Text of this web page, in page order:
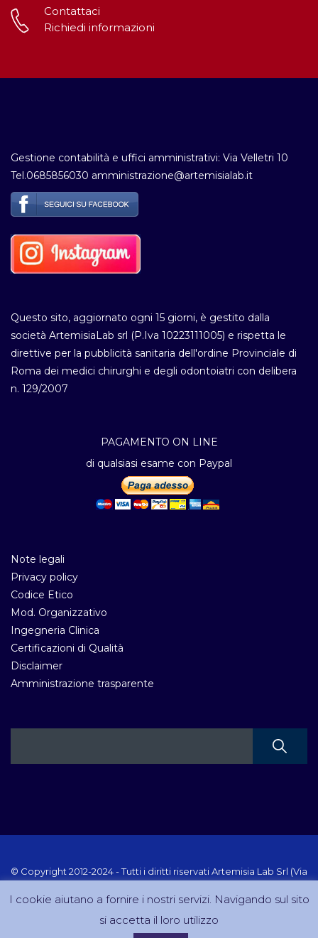
Contattaci
Richiedi informazioni
Gestione contabilità e uffici amministrativi: Via Velletri 10
Tel.0685856030 amministrazione@artemisialab.it
Questo sito, aggiornato ogni 15 giorni, è gestito dalla
società ArtemisiaLab srl (P.Iva 10223111005) e rispetta le
direttive per la pubblicità sanitaria dell'ordine Provinciale di
Roma dei medici chirurghi e degli odontoiatri con delibera
n. 129/2007
PAGAMENTO ON LINE
di qualsiasi esame con Paypal
Note legali
Privacy policy
Codice Etico
Mod. Organizzativo
Ingegneria Clinica
Certificazioni di Qualità
Disclaimer
Amministrazione trasparente
© Copyright 2012-2024 - Tutti i diritti riservati Artemisia Lab Srl (Via
DreamCom.it
I cookie aiutano a fornire i nostri servizi. Navigando sul sito
si accetta il loro utilizzo